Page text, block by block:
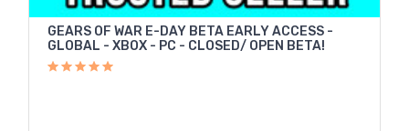
GEARS OF WAR E-DAY BETA EARLY ACCESS -
GLOBAL - XBOX - PC - CLOSED/ OPEN BETA!